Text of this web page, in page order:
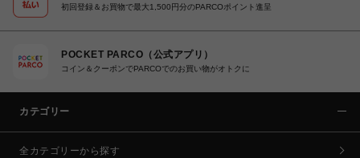
初回登録＆お買物で最大1,500円分のPARCOポイント進呈
POCKET PARCO（公式アプリ）
コイン＆クーポンでPARCOでのお買い物がオトクに
カテゴリー
全カテゴリーから探す